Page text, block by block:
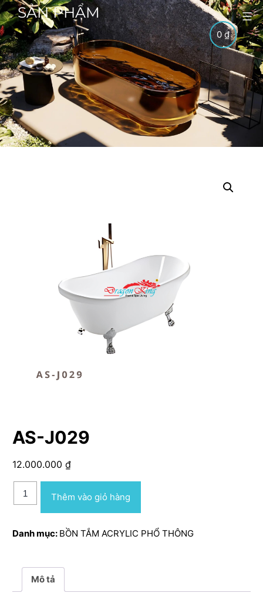
0₫
SẢN PHẨM
AS-J029
12.000.000 ₫
AS-
J029
lượng
Thêm vào giỏ hàng
Danh mục: BỒN TẮM ACRYLIC PHỔ THÔNG
Mô tả